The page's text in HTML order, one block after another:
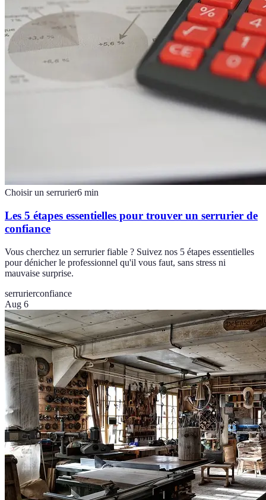
Choisir un serrurier6 min
Les 5 étapes essentielles pour trouver un serrurier de
confiance
Vous cherchez un serrurier fiable ? Suivez nos 5 étapes essentielles
pour dénicher le professionnel qu'il vous faut, sans stress ni
mauvaise surprise.
serrurierconfiance
Aug 6